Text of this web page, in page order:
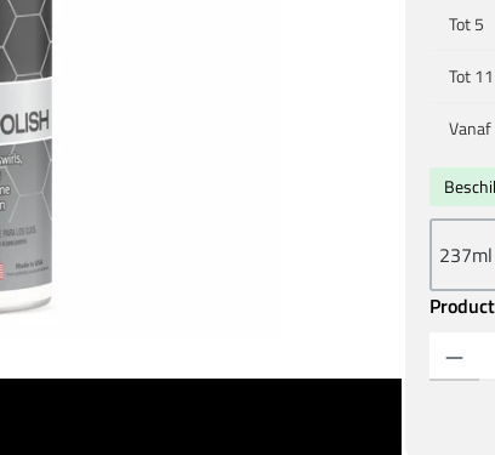
Tot5
Tot11
Vanaf
237ml